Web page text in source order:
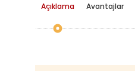
Açıklama Avantajlar